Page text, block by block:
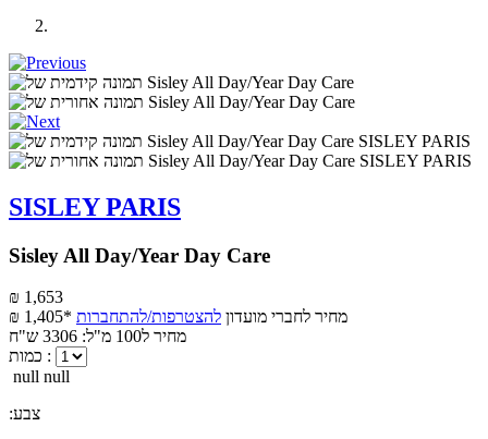
SISLEY PARIS
Sisley All Day/Year Day Care
₪ 1,653
₪ 1,405*
מחיר לחברי מועדון להצטרפות/להתחברות
מחיר ל100 מ"ל: 3306 ש"ח
כמות :
null null
:צבע